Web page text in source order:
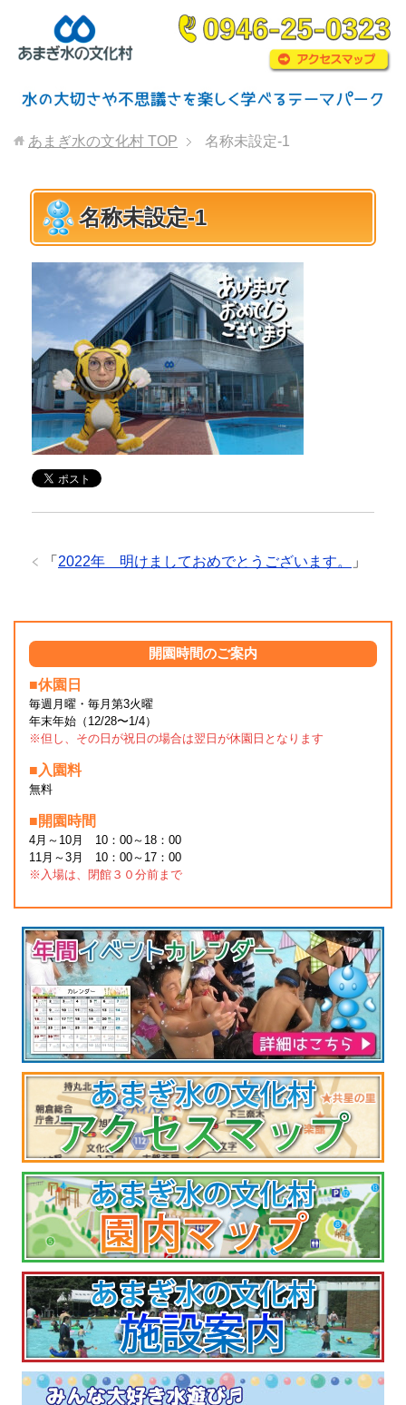
あまぎ水の文化村 TOP 名称未設定-1
名称未設定-1
「 2022年 明けましておめでとうございます。 」
開園時間のご案内
■休園日
毎週月曜・毎月第3火曜
年末年始（12/28〜1/4）
※但し、その日が祝日の場合は翌日が休園日となります
■入園料
無料
■開園時間
4月～10月 10：00～18：00
11月～3月 10：00～17：00
※入場は、閉館３０分前まで